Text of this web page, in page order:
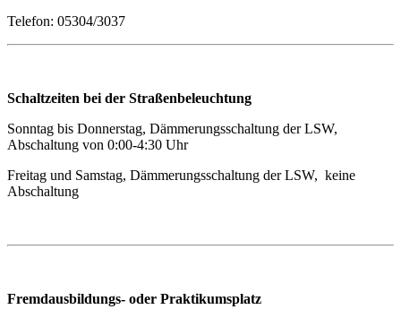
Telefon: 05304/3037
Schaltzeiten bei der Straßenbeleuchtung
Sonntag bis Donnerstag, Dämmerungsschaltung der LSW,
Abschaltung von 0:00-4:30 Uhr
Freitag und Samstag, Dämmerungsschaltung der LSW, keine
Abschaltung
Fremdausbildungs- oder Praktikumsplatz